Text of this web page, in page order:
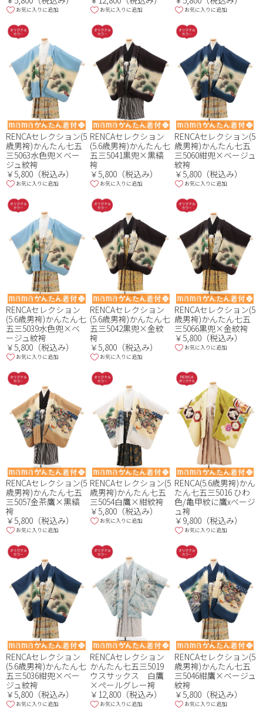
お気に入りに追加 お気に入りに追加 お気に入りに追加
RENCAセレクション(5
歳男袴)かんたん七五
三5063水色兜×ベー
ジュ紋袴
￥5,800（税込み）
お気に入りに追加
RENCAセレクション
(5.6歳男袴)かんたん七
五三5041黒兜×黒縞
袴
￥5,800（税込み）
お気に入りに追加
RENCAセレクション(5
歳男袴)かんたん七五
三5060紺兜×ベージュ
紋袴
￥5,800（税込み）
お気に入りに追加
RENCAセレクション
(5.6歳男袴)かんたん七
五三5039水色兜×ベ
ージュ紋袴
￥5,800（税込み）
お気に入りに追加
RENCAセレクション
(5.6歳男袴)かんたん七
五三5042黒兜×金紋
袴
￥5,800（税込み）
お気に入りに追加
RENCAセレクション(5
歳男袴)かんたん七五
三5066黒兜×金紋袴
￥5,800（税込み）
お気に入りに追加
RENCAセレクション(5
歳男袴)かんたん七五
三5057金茶鷹×黒縞
袴
￥5,800（税込み）
お気に入りに追加
RENCAセレクション(5
歳男袴)かんたん七五
三5054白鷹×紺紋袴
￥5,800（税込み）
お気に入りに追加
RENCA(5.6歳男袴)かん
たん七五三5016 ひわ
色/亀甲紋に鷹xベージ
ュ袴
￥9,800（税込み）
お気に入りに追加
RENCAセレクション
(5.6歳男袴)かんたん七
五三5036紺兜×ベー
ジュ紋袴
￥5,800（税込み）
お気に入りに追加
RENCAセレクション
かんたん七五三5019
ウスサックス 白鷹
×ペールグレー袴
￥12,800（税込み）
お気に入りに追加
RENCAセレクション(5
歳男袴)かんたん七五
三5046紺鷹×ベージュ
紋袴
￥5,800（税込み）
お気に入りに追加